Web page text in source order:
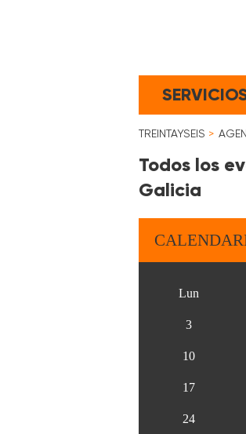
TREINTAYSEIS
Todos los
Galicia
Lun
3
10
17
24